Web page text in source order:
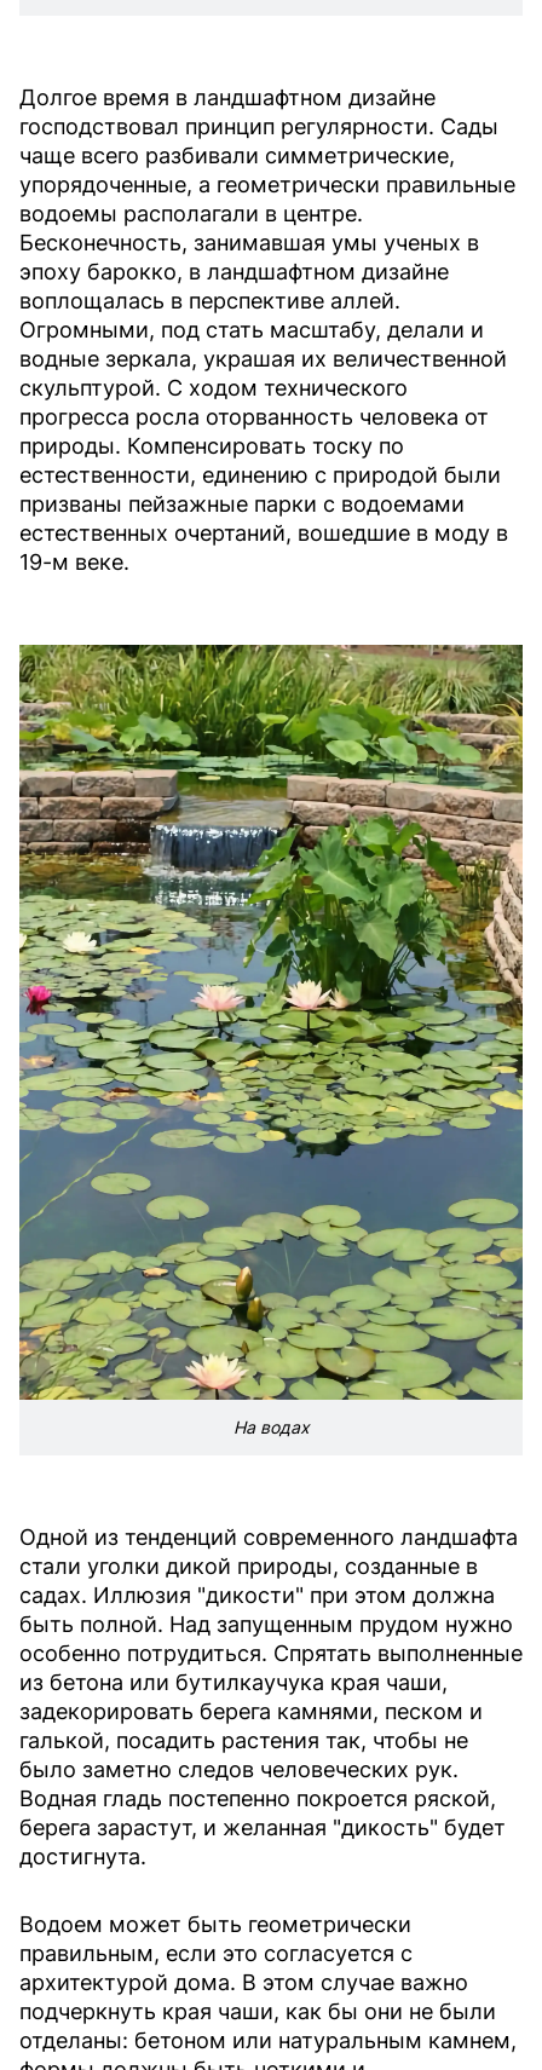
Долгое время в ландшафтном дизайне
господствовал принцип регулярности. Сады
чаще всего разбивали симметрические,
упорядоченные, а геометрически правильные
водоемы располагали в центре.
Бесконечность, занимавшая умы ученых в
эпоху барокко, в ландшафтном дизайне
воплощалась в перспективе аллей.
Огромными, под стать масштабу, делали и
водные зеркала, украшая их величественной
скульптурой. C ходом технического
прогресса росла оторванность человека от
природы. Компенсировать тоску по
естественности, единению с природой были
призваны пейзажные парки с водоемами
естественных очертаний, вошедшие в моду в
19-м веке.
На водах
Одной из тенденций современного ландшафта
стали уголки дикой природы, созданные в
садах. Иллюзия "дикости" при этом должна
быть полной. Над запущенным прудом нужно
особенно потрудиться. Спрятать выполненные
из бетона или бутилкаучука края чаши,
задекорировать берега камнями, песком и
галькой, посадить растения так, чтобы не
было заметно следов человеческих рук.
Водная гладь постепенно покроется ряской,
берега зарастут, и желанная "дикость" будет
достигнута.
Водоем может быть геометрически
правильным, если это согласуется с
архитектурой дома. В этом случае важно
подчеркнуть края чаши, как бы они не были
отделаны: бетоном или натуральным камнем,